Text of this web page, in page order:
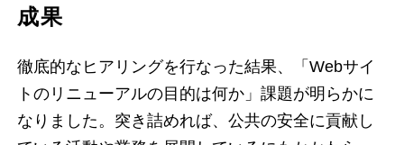
成果
徹底的なヒアリングを行なった結果、「Webサイ
トのリニューアルの目的は何か」課題が明らかに
なりました。突き詰めれば、公共の安全に貢献し